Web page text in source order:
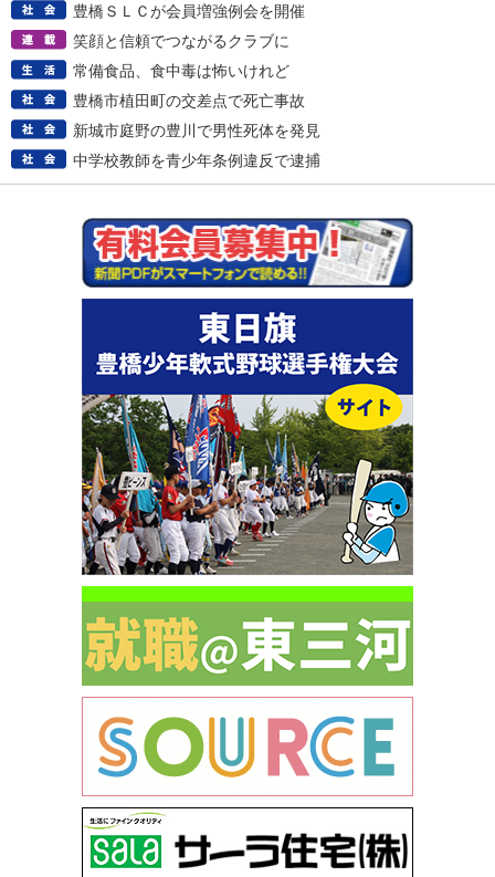
豊橋ＳＬＣが会員増強例会を開催
笑顔と信頼でつながるクラブに
常備食品、食中毒は怖いけれど
豊橋市植田町の交差点で死亡事故
新城市庭野の豊川で男性死体を発見
中学校教師を青少年条例違反で逮捕